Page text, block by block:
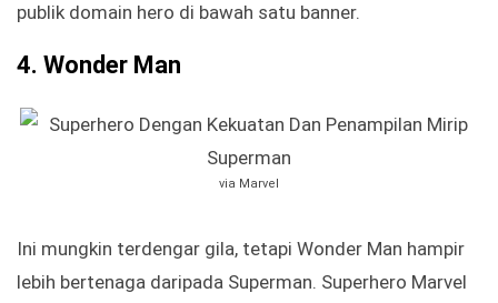
publik domain hero di bawah satu banner.
4. Wonder Man
via Marvel
Ini mungkin terdengar gila, tetapi Wonder Man hampir
lebih bertenaga daripada Superman. Superhero Marvel